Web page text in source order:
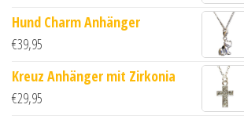
Hund Charm Anhänger
€39,95
Kreuz Anhänger mit Zirkonia
€29,95